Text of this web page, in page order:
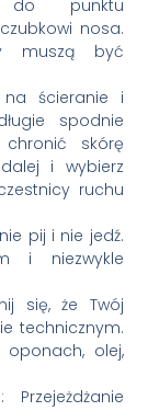
do punktu
nosa.
muszą być
na ścieranie i
spodnie
skórę
i wybierz
ruchu
pij i nie jedź.
i niezwykle
się, że Twój
technicznym.
oponach, olej,